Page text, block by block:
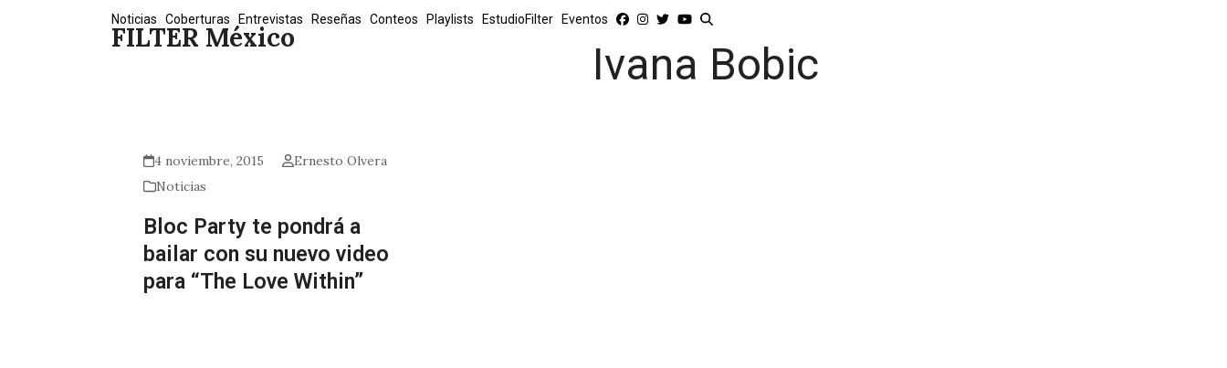
FILTER México
Noticias Coberturas Entrevistas Reseñas Conteos Playlists EstudioFilter Eventos
Ivana Bobic
4 noviembre, 2015
Ernesto Olvera
Noticias
Bloc Party te pondrá a
bailar con su nuevo video
para “The Love Within”